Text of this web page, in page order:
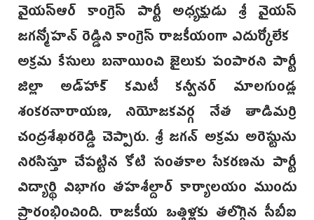
వైయస్ఆర్ కాంగ్రెస్ పార్టీ అధ్యక్షుడు శ్రీ వైయస్
జగన్మోహన్‌ రెడ్డిని కాంగ్రెస్ రాజకీయంగా ఎదుర్కోలేక
అక్రమ కేసులు బనాయించి జైలుకు పంపారని పార్టీ
జిల్లా అడ్‌హాక్ కమిటీ కన్వీనర్ మాలగుండ్ల
శంకరనారాయణ, నియోజకవర్గ నేత తాడిమర్రి
చంద్రశేఖరరెడ్డి చెప్పారు. శ్రీ జగన్ అక్రమ అరెస్టును
నిరసిస్తూ చేపట్టిన కోటి సంతకాల సేకరణను పార్టీ
విద్యార్థి విభాగం తహశీల్దార్ కార్యాలయం ముందు
ప్రారంభించింది. రాజకీయ ఒత్తిళ్లకు తలొగ్గిన సీబీఐ